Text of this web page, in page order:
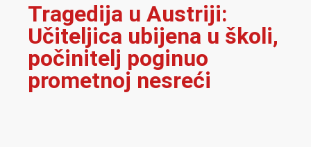
Tragedija u Austriji:
Učiteljica ubijena u školi,
počinitelj poginuo
prometnoj nesreći